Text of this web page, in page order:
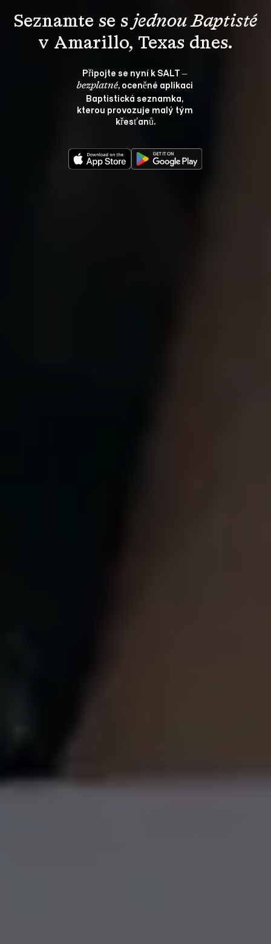
Seznamte se s jednou Baptisté
v Amarillo, Texas dnes.
Připojte se nyní k SALT –
bezplatné, oceněné aplikaci
Baptistická seznamka,
kterou provozuje malý tým
křesťanů.